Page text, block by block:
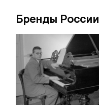
Бренды России